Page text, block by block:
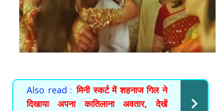
Also read : मिनी स्कर्ट में शहनाज गिल ने
दिखाया अपना कातिलाना अवतार, देखें